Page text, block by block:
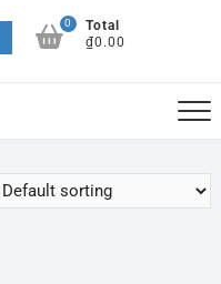
0
Total
₫0.00